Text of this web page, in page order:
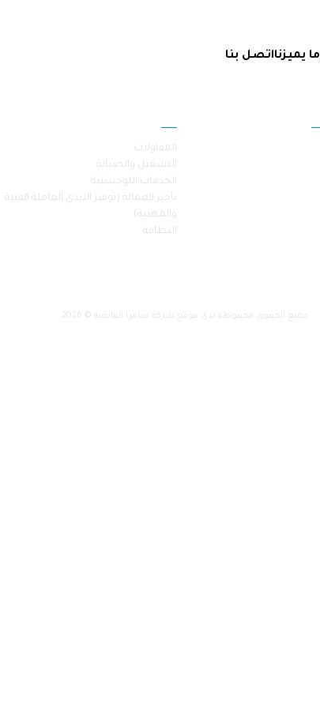
ما يميزنااتصل بنا
المقاولات
التشغيل والصيانة
الخدمات اللوجستية
تأجير العمالة (توفير الايدي العاملة الفنية
والمهنية)
النظافة
جميع الحقوق محفوظة لدى موقع شركة سامرا القابضة © 2026